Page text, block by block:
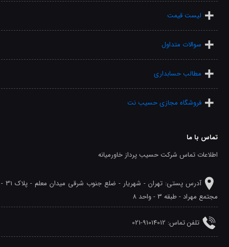
لیست قیمت
سوالات متداول
مطالب حسابداری
فروشگاه مجازی حسیب نت
تماس با ما
اطلاعات تماس شرکت حسیب پرداز خاورمیانه
آدرس پستی: تهران - شهريار - ضلع جنوب شرقی میدان معلم - پلاک 31 -
مجتمع مهراد - طبقه 3 - واحد 8
تلفن‌ تماس: 91014012-021